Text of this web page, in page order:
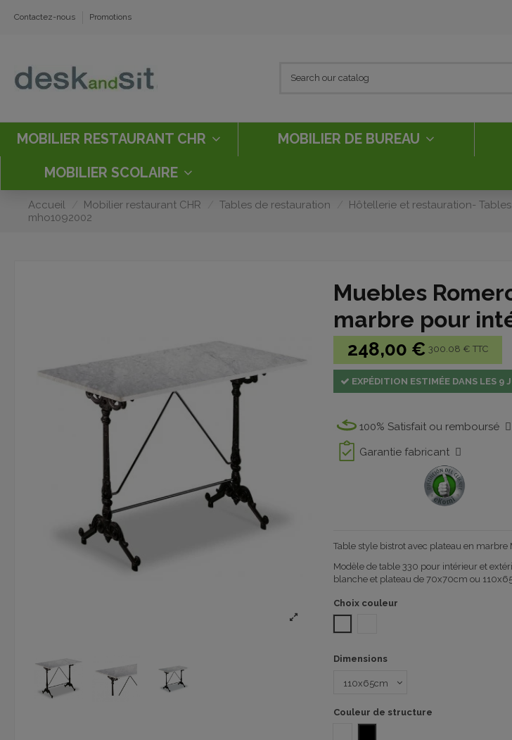
Contactez-nous Promotions
MOBILIER RESTAURANT CHR MOBILIER DE BUREAU
MOBILIER SCOLAIRE
Accueil Mobilier restaurant CHR Tables de restauration Hôtellerie et restauration-
mho1092002
Muebles
marbre pour
248,00 € 300.08 € TTC
EXPÉDITION ESTIMÉE DANS LES 9
100% Satisfait ou remboursé
Garantie fabricant
Table style bistrot avec plateau en marbre
Modèle de table 330 pour intérieur et
blanche et plateau de 70x70cm ou
Choix couleur
Dimensions
Couleur de structure